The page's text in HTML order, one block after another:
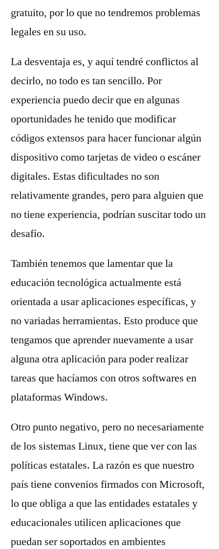
gratuito, por lo que no tendremos problemas
legales en su uso.
La desventaja es, y aquí tendré conflictos al
decirlo, no todo es tan sencillo. Por
experiencia puedo decir que en algunas
oportunidades he tenido que modificar
códigos extensos para hacer funcionar algún
dispositivo como tarjetas de video o escáner
digitales. Estas dificultades no son
relativamente grandes, pero para alguien que
no tiene experiencia, podrían suscitar todo un
desafío.
También tenemos que lamentar que la
educación tecnológica actualmente está
orientada a usar aplicaciones específicas, y
no variadas herramientas. Esto produce que
tengamos que aprender nuevamente a usar
alguna otra aplicación para poder realizar
tareas que hacíamos con otros softwares en
plataformas Windows.
Otro punto negativo, pero no necesariamente
de los sistemas Linux, tiene que ver con las
políticas estatales. La razón es que nuestro
país tiene convenios firmados con Microsoft,
lo que obliga a que las entidades estatales y
educacionales utilicen aplicaciones que
puedan ser soportados en ambientes